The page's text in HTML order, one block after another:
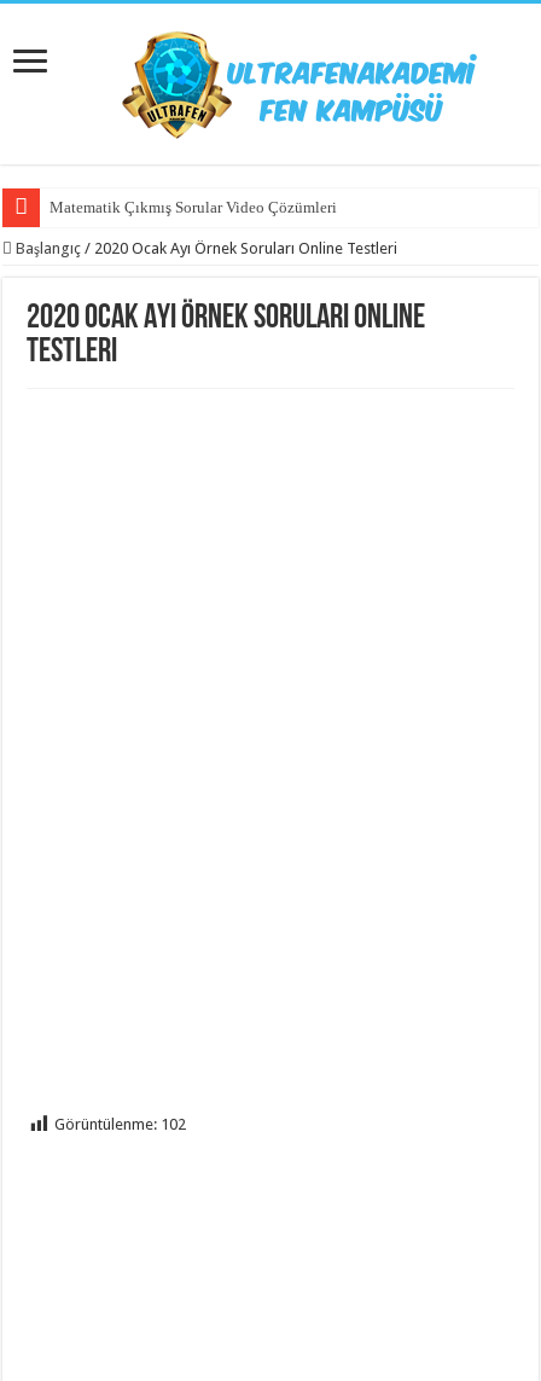
Matematik Çıkmış Sorular Video Çözümleri
Başlangıç / 2020 Ocak Ayı Örnek Soruları Online Testleri
2020 Ocak Ayı Örnek Soruları Online
Testleri
Görüntülenme: 102